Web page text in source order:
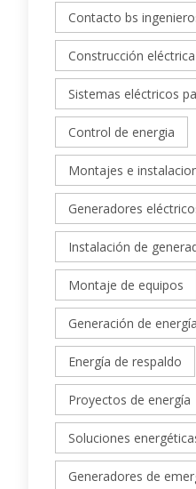
Contacto bs
Construcción
Sistemas eléctricos
Control de energia
Montajes e
Generadores
Instalación de
Montaje de equipos
Generación de energía
Energía de respaldo
Proyectos de energía
Soluciones
Generadores de